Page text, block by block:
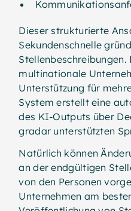
Dieser strukturierte
Sekundenschnelle
multinationale
Unterstützung für
System erstellt eine
des KI-Outputs über
gradar unterstützten
Natürlich können
an der endgültigen
von den Personen
Unternehmen am